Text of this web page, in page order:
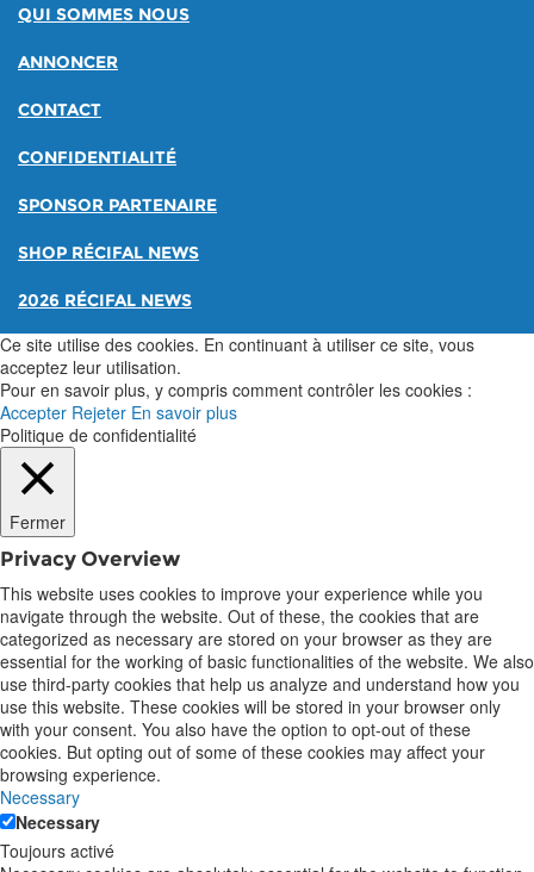
QUI SOMMES NOUS
ANNONCER
CONTACT
CONFIDENTIALITÉ
SPONSOR PARTENAIRE
SHOP RÉCIFAL NEWS
2026 RÉCIFAL NEWS
Ce site utilise des cookies. En continuant à utiliser ce site, vous
acceptez leur utilisation.
Pour en savoir plus, y compris comment contrôler les cookies :
Accepter Rejeter En savoir plus
Politique de confidentialité
Fermer
Privacy Overview
This website uses cookies to improve your experience while you
navigate through the website. Out of these, the cookies that are
categorized as necessary are stored on your browser as they are
essential for the working of basic functionalities of the website. We also
use third-party cookies that help us analyze and understand how you
use this website. These cookies will be stored in your browser only
with your consent. You also have the option to opt-out of these
cookies. But opting out of some of these cookies may affect your
browsing experience.
Necessary
Necessary
Toujours activé